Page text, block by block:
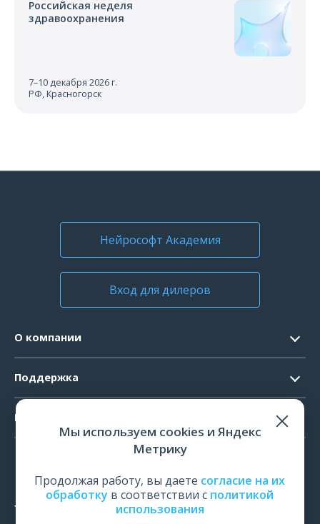
Российская неделя
здравоохранения
7–10 декабря 2026 г.
РФ, Красногорск
Нейрософт Академия
Вход для дилеров
О компании
Официальные документы
Поддержка
Системные требования
Поверка и калибровка
Продукты
ЭМГ
ИОМ
Мы используем cookies и Яндекс
Метрику
Продолжая работу, вы даете согласие на их
обработку в соответствии с политикой
использования